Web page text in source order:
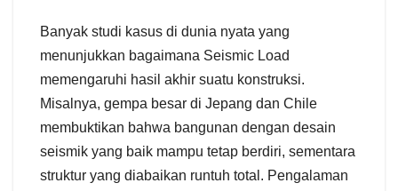
Banyak studi kasus di dunia nyata yang
menunjukkan bagaimana Seismic Load
memengaruhi hasil akhir suatu konstruksi.
Misalnya, gempa besar di Jepang dan Chile
membuktikan bahwa bangunan dengan desain
seismik yang baik mampu tetap berdiri, sementara
struktur yang diabaikan runtuh total. Pengalaman